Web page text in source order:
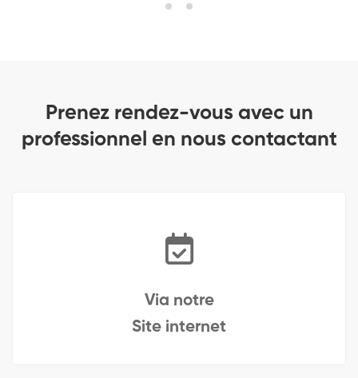
Prenez rendez-vous avec un
professionnel en nous contactant
Via notre
Site internet